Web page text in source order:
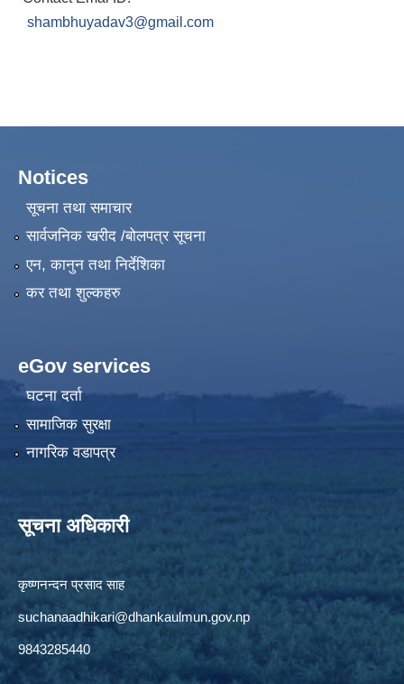
shambhuyadav3@gmail.com
Notices
सूचना तथा समाचार
सार्वजनिक खरीद /बोलपत्र सूचना
एन, कानुन तथा निर्देशिका
कर तथा शुल्कहरु
eGov services
घटना दर्ता
सामाजिक सुरक्षा
नागरिक वडापत्र
सूचना अधिकारी
कृष्णनन्दन प्रसाद साह
suchanaadhikari@dhankaulmun.gov.np
9843285440